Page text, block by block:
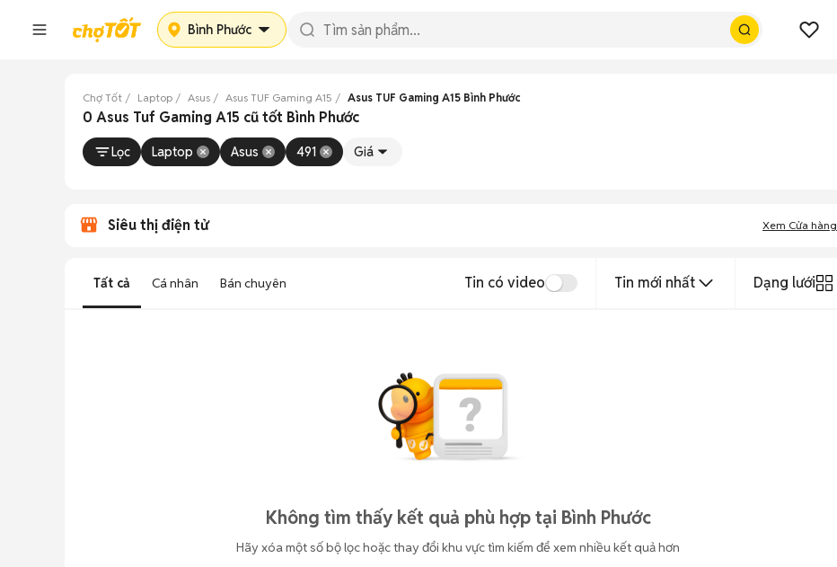
Bình Phước
Chợ Tốt Laptop Asus Asus TUF Gaming A15 Asus TUF Gaming A15 Bình Phước
0 Asus Tuf Gaming A15 cũ tốt Bình Phước
Lọc Laptop Asus 491 Giá
Siêu thị điện tử Xem Cửa hàng
Tất cả Cá nhân Bán chuyên Tin có video Tin mới nhất Dạng lưới
Không tìm thấy kết quả phù hợp tại Bình Phước
Hãy xóa một số bộ lọc hoặc thay đổi khu vực tìm kiếm để xem nhiều kết quả hơn